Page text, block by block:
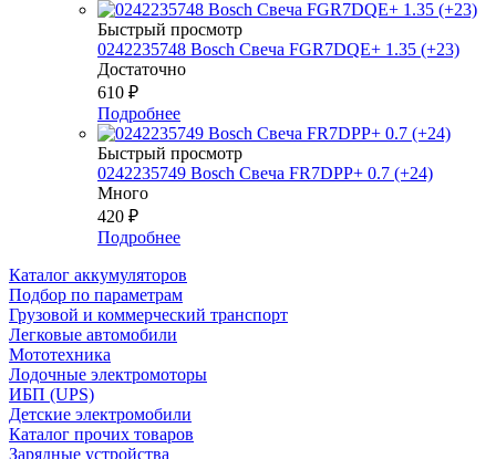
Быстрый просмотр
0242235748 Bosch Свеча FGR7DQE+ 1.35 (+23)
Достаточно
610 ₽
Подробнее
Быстрый просмотр
0242235749 Bosch Свеча FR7DPP+ 0.7 (+24)
Много
420 ₽
Подробнее
Каталог аккумуляторов
Подбор по параметрам
Грузовой и коммерческий транспорт
Легковые автомобили
Мототехника
Лодочные электромоторы
ИБП (UPS)
Детские электромобили
Каталог прочих товаров
Зарядные устройства